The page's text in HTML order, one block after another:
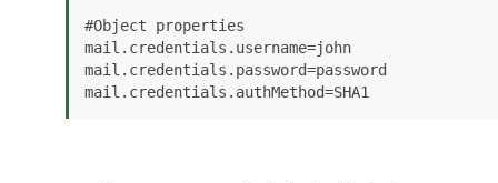
#Object properties
mail.credentials.username=john
mail.credentials.password=password
mail.credentials.authMethod=SHA1